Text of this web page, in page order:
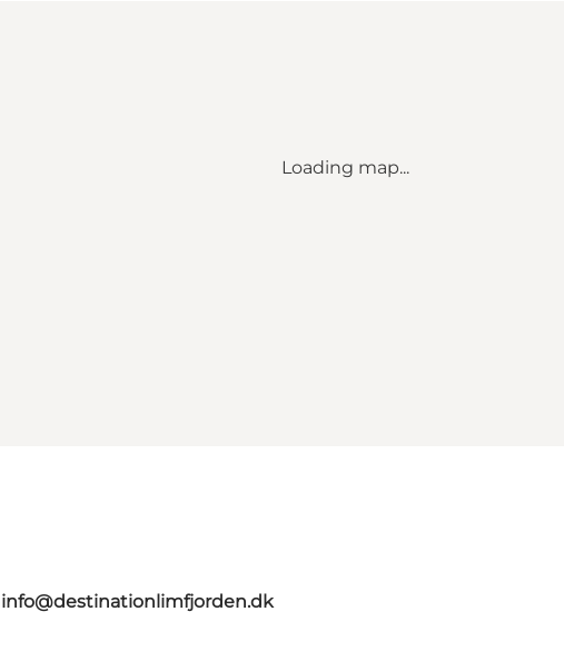
Loading map...
info@destinationlimfjorden.dk